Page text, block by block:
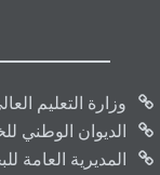
وزارة التعليم
الديوان الوطني
المديرية العامة